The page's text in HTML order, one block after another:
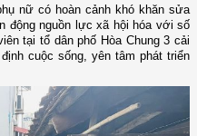
nữ có hoàn cảnh khó khăn sửa
động nguồn lực xã hội hóa với số
tại tổ dân phố Hòa Chung 3 cải
cuộc sống, yên tâm phát triển